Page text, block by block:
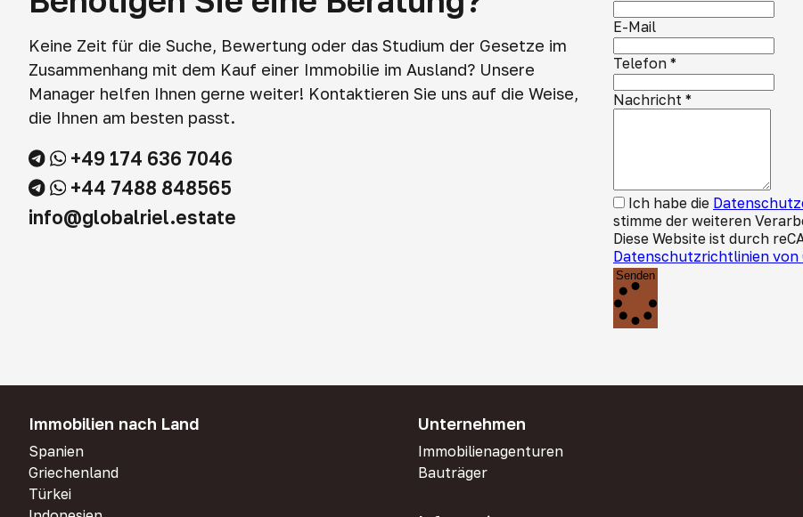
Keine Zeit für die Suche, Bewertung oder das Studium der Gesetze im
Zusammenhang mit dem Kauf einer Immobilie im Ausland? Unsere
Manager helfen Ihnen gerne weiter! Kontaktieren Sie uns auf die Weise,
die Ihnen am besten passt.
+49 174 636 7046
+44 7488 848565
info@globalriel.estate
E-Mail
Telefon *
Nachricht *
Ich habe die
stimme der weiteren
Diese Website ist durch
Datenschutzrichtlinien von
Senden
Immobilien nach Land
Spanien
Griechenland
Türkei
Unternehmen
Immobilienagenturen
Bauträger